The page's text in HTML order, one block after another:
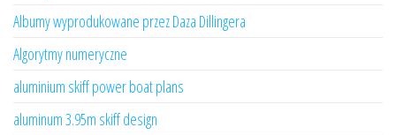
Albumy wyprodukowane przez Daza Dillingera
Algorytmy numeryczne
aluminium skiff power boat plans
aluminum 3.95m skiff design